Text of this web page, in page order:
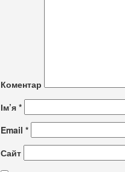
Коментар
Ім’я *
Email *
Сайт